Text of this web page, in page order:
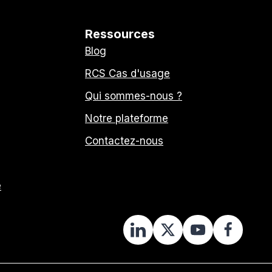
Ressources
Blog
RCS Cas d'usage
Qui sommes-nous ?
Notre plateforme
Contactez-nous